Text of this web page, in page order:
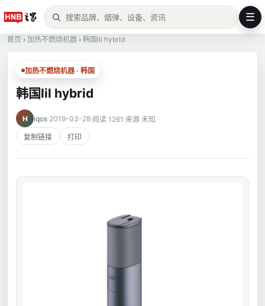
☰
首页 › 加热不燃烧机器 › 韩国lil hybrid
加热不燃烧机器 · 韩国
韩国lil hybrid
H iqos 2019-03-28 阅读 1261 来源 未知
复制链接 打印